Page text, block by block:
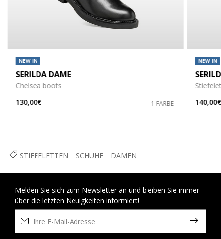
STIEFELETTEN SCHUHE DAMEN
NEW IN
SERILDA DAME
Chelsea boots
130,00€
1 FARBE
NEW IN
140,00€
Melden Sie sich zum Newsletter an und bleiben Sie immer
über die letzten Neuigkeiten informiert!